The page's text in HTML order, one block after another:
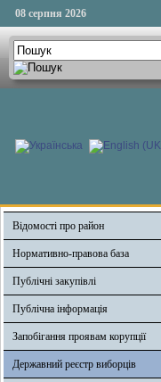
08 серпня 2026
Відомості про район
Нормативно-правова база
Публічні закупівлі
Публічна інформація
Запобігання проявам корупції
Державний реєстр виборців